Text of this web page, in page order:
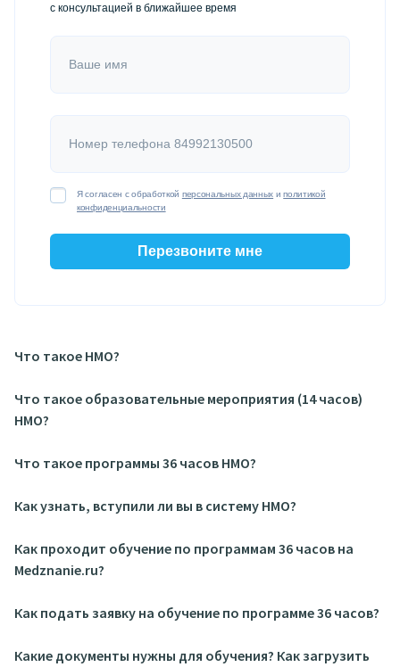
с консультацией в ближайшее время
Ваше имя
Номер телефона 84992130500
Я согласен с обработкой персональных данных иполитикой
конфиденциальности
Перезвоните мне
Что такое НМО?
Что такое образовательные мероприятия (14 часов)
НМО?
Что такое программы 36 часов НМО?
Как узнать, вступили ли вы в систему НМО?
Как проходит обучение по программам 36 часов на
Medznanie.ru?
Как подать заявку на обучение по программе 36 часов?
Какие документы нужны для обучения? Как загрузить